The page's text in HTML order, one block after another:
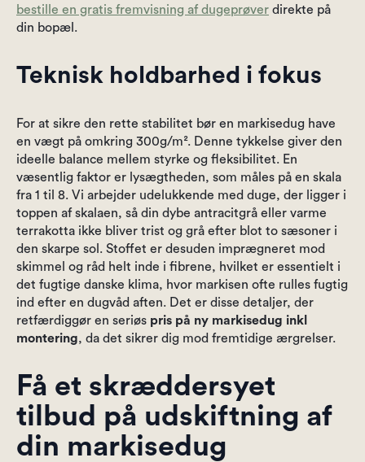
bestille en gratis fremvisning af dugeprøver direkte på
din bopæl.
Teknisk holdbarhed i fokus
For at sikre den rette stabilitet bør en markisedug have
en vægt på omkring 300g/m². Denne tykkelse giver den
ideelle balance mellem styrke og fleksibilitet. En
væsentlig faktor er lysægtheden, som måles på en skala
fra 1 til 8. Vi arbejder udelukkende med duge, der ligger i
toppen af skalaen, så din dybe antracitgrå eller varme
terrakotta ikke bliver trist og grå efter blot to sæsoner i
den skarpe sol. Stoffet er desuden imprægneret mod
skimmel og råd helt inde i fibrene, hvilket er essentielt i
det fugtige danske klima, hvor markisen ofte rulles fugtig
ind efter en dugvåd aften. Det er disse detaljer, der
retfærdiggør en seriøs pris på ny markisedug inkl
montering, da det sikrer dig mod fremtidige ærgrelser.
Få et skræddersyet
tilbud på udskiftning af
din markisedug